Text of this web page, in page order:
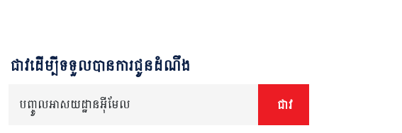
ជាវដើម្បីទទួលបានការជូនដំណឹង
បញ្ចូលអាសយដ្ឋានអ៊ីមែល ជាវ